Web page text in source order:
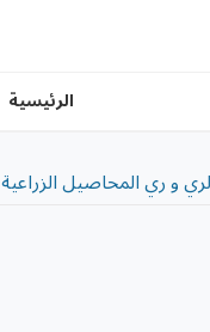
الرئيسية
و ري المحاصيل الزراعية